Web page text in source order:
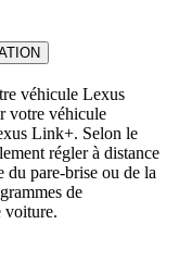
véhicule Lexus
votre véhicule
Link+. Selon le
régler à distance
du pare-brise ou de la
de
voiture.